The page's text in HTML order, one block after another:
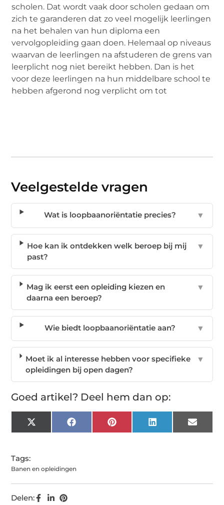
scholen. Dat wordt vaak door scholen gedaan om
zich te garanderen dat zo veel mogelijk leerlingen
na het behalen van hun diploma een
vervolgopleiding gaan doen. Helemaal op niveaus
waarvan de leerlingen na afstuderen de grens van
leerplicht nog niet bereikt hebben. Dan is het
voor deze leerlingen na hun middelbare school te
hebben afgerond nog verplicht om tot
Veelgestelde vragen
Wat is loopbaanoriëntatie precies? ▼
Hoe kan ik ontdekken welk beroep bij mij
past?
▼
Mag ik eerst een opleiding kiezen en
daarna een beroep?
▼
Wie biedt loopbaanoriëntatie aan? ▼
Moet ik al interesse hebben voor specifieke
opleidingen bij open dagen?
▼
Goed artikel? Deel hem dan op:
X
(Twitter)
FacebookPinterest LinkedIn Email
Tags:
Banen en opleidingen
Delen: